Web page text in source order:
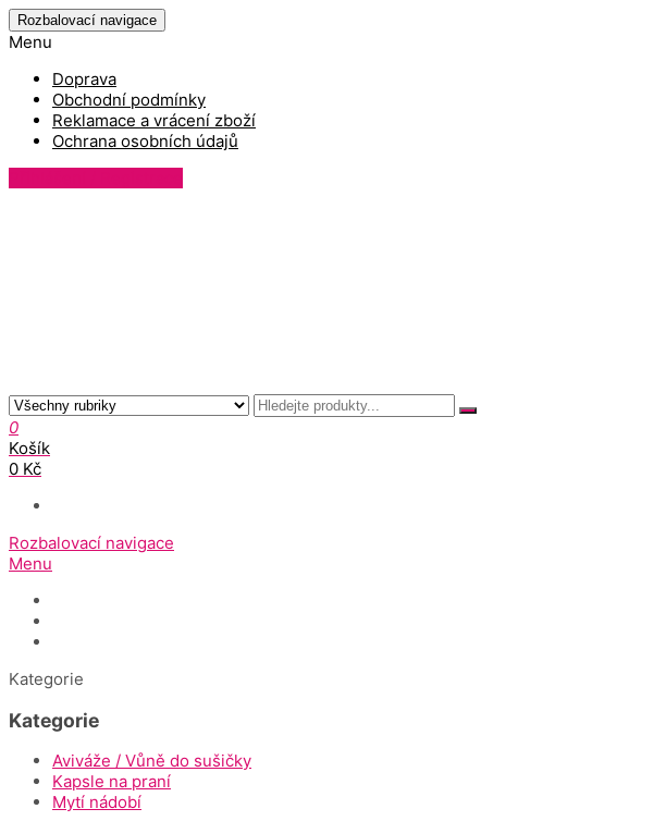
Rozbalovací navigace
Menu
Doprava
Obchodní podmínky
Reklamace a vrácení zboží
Ochrana osobních údajů
0
Košík
0 Kč
Rozbalovací navigace
Menu
Kategorie
Kategorie
Aviváže / Vůně do sušičky
Kapsle na praní
Mytí nádobí